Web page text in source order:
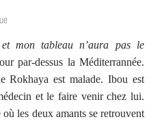
mon tableau n’aura pas le
par-dessus la Méditerrannée.
Rokhaya est malade. Ibou est
et le faire venir chez lui.
les deux amants se retrouvent